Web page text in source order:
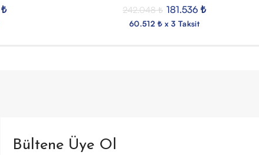
₺ 242.048₺ 181.536 ₺
60.512 ₺ x 3 Taksit
Bültene Üye Ol